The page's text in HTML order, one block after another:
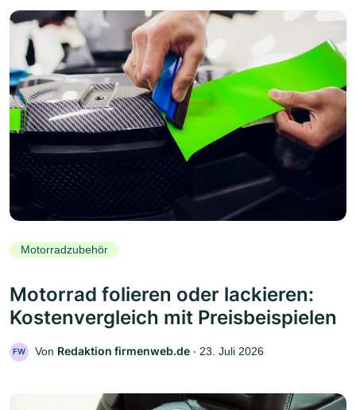
Motorradzubehör
Motorrad folieren oder lackieren:
Kostenvergleich mit Preisbeispielen
FW Von Redaktion firmenweb.de ‧ 23. Juli 2026